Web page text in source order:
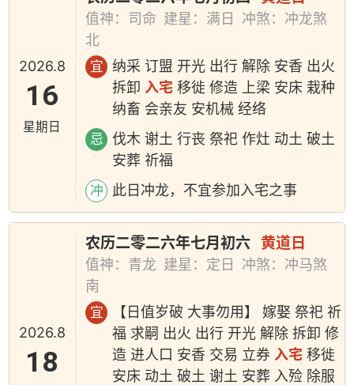
2026.8
16
星期日
值神：司命 建星：满日
冲煞：冲龙煞
北
宜
纳采 订盟 开光 出行 解除 安香 出火
拆卸入宅 移徙 修造 上梁 安床 栽种
纳畜 会亲友 安机械 经络
忌
伐木 谢土 行丧 祭祀 作灶 动土 破土
安葬 祈福
冲 此日冲龙，不宜参加入宅之事
2026.8
18
农历二零二六年七月初六 黄道日
值神：青龙 建星：定日
冲煞：冲马煞
南
宜
【日值岁破 大事勿用】 嫁娶 祭祀 祈
福 求嗣 出火 出行 开光 解除 拆卸 修
造 进人口 安香 交易 立券 入宅 移徙
安床 动土 破土 谢土 安葬 入殓 除服